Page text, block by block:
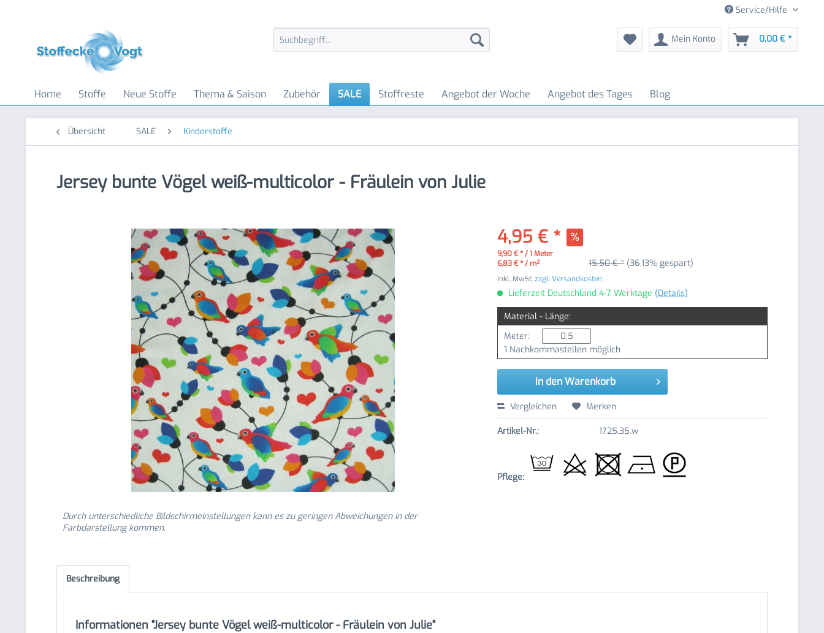
Service/Hilfe
Mein Konto 0,00 € *
Home Stoffe Neue Stoffe Thema & Saison Zubehör SALE Stoffreste Angebot der Woche Angebot des Tages Blog
Übersicht SALE Kinderstoffe
Jersey bunte Vögel weiß-multicolor - Fräulein von Julie
Durch unterschiedliche Bildschirmeinstellungen kann es zu geringen Abweichungen in der
Farbdarstellung kommen.
4,95 € *
9,90 € * / 1 Meter
6,83 € * / m²
15,50 € * (36,13% gespart)
inkl. MwSt.zzgl. Versandkosten
Lieferzeit Deutschland 4-7 Werktage (Details)
Material - Länge:
Meter:
1 Nachkommastellen möglich
In den Warenkorb
Vergleichen Merken
Artikel-Nr.: 1725.35.w
Pflege:
Beschreibung
Informationen "Jersey bunte Vögel weiß-multicolor - Fräulein von Julie"